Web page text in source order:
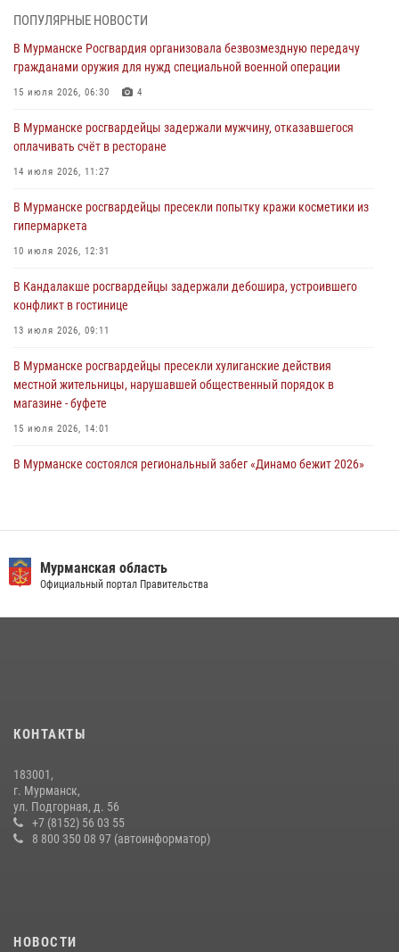
03 августа 2026, 12:23 4
Сотрудники вневедомственной охраны Росгвардии пресекли
хулиганские действия дебошира на автозаправочной станции
города Кандалакши
Сотрудники Росгвардии провели инструктаж по
антитеррористической защищенности для членов избирательных
31 июля 2026, 08:48 3
Сотрудники Росгвардии задержали мужчину, не оплатившего счет в
30 июля 2026, 14:09
В Управлении Росгвардии по Мурманской области прошло пожарно-
30 июля 2026, 14:05
ПОПУЛЯРНЫЕ НОВОСТИ
В Мурманске Росгвардия организовала безвозмездную передачу
гражданами оружия для нужд специальной военной операции
15 июля 2026, 06:30 4
В Мурманске росгвардейцы задержали мужчину, отказавшегося
оплачивать счёт в ресторане
14 июля 2026, 11:27
В Мурманске росгвардейцы пресекли попытку кражи косметики из
гипермаркета
10 июля 2026, 12:31
В Кандалакше росгвардейцы задержали дебошира, устроившего
конфликт в гостинице
13 июля 2026, 09:11
В Мурманске росгвардейцы пресекли хулиганские действия
местной жительницы, нарушавшей общественный порядок в
магазине - буфете
15 июля 2026, 14:01
В Мурманске состоялся региональный забег «Динамо бежит 2026»
безопасности в период выборов
16 июля 2026, 07:26
В Мурманске росгвардейцы задержали ночного дебошира,
устроившего скандал в мини-отеле
09 июля 2026, 07:56
Мурманская область
Официальный портал Правительства
КОНТАКТЫ
183001,
г. Мурманск,
ул. Подгорная, д. 56
+7 (8152) 56 03 55
8 800 350 08 97 (автоинформатор)
НОВОСТИ